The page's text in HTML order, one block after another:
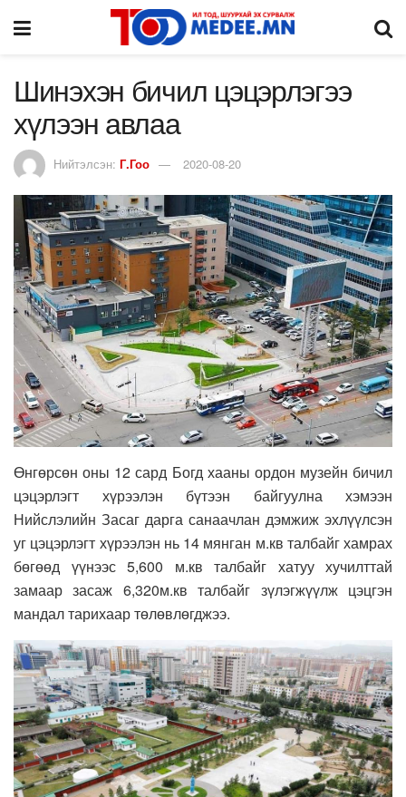
Шинэхэн бичил цэцэрлэгээ
хүлээн авлаа
Нийтэлсэн: Г.Гоо 2020-08-20
Өнгөрсөн оны 12 сард Богд хааны ордон музейн бичил
цэцэрлэгт хүрээлэн бүтээн байгуулна хэмээн
Нийслэлийн Засаг дарга санаачлан дэмжиж эхлүүлсэн
уг цэцэрлэгт хүрээлэн нь 14 мянган м.кв талбайг хамрах
бөгөөд үүнээс 5,600 м.кв талбайг хатуу хучилттай
замаар засаж 6,320м.кв талбайг зүлэгжүүлж цэцгэн
мандал тарихаар төлөвлөгджээ.